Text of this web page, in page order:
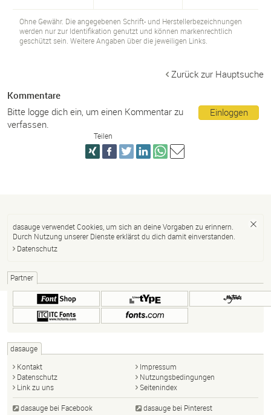
Ohne Gewähr. Die angegebenen Schrift- und Herstellerbezeichnungen
werden nur zur Identifikation genutzt und können markenrechtlich
geschützt sein. Weitere Angaben über die jeweiligen Links.
Zurück zur Hauptsuche
Kommentare
Einloggen
Bitte logge dich ein, um einen Kommentar zu
verfassen.
Teilen
dasauge verwendet Cookies, um sich an deine Vorgaben zu erinnern.
Durch Nutzung unserer Dienste erklärst du dich damit einverstanden.
Datenschutz
Partner
dasauge
Kontakt
Impressum
Datenschutz
Nutzungsbedingungen
Link zu uns
Seitenindex
dasauge bei Facebook dasauge bei Pinterest